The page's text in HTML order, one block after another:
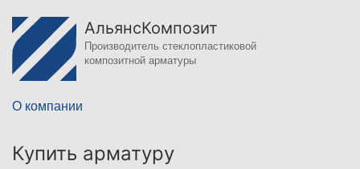
АльянсКомпозит
Производитель стеклопластиковой
композитной арматуры
О компании
Купить арматуру